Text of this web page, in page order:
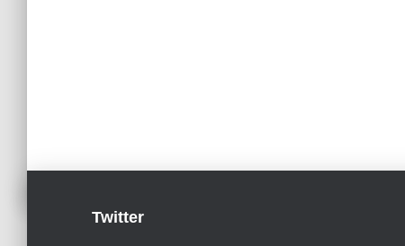
Twitter